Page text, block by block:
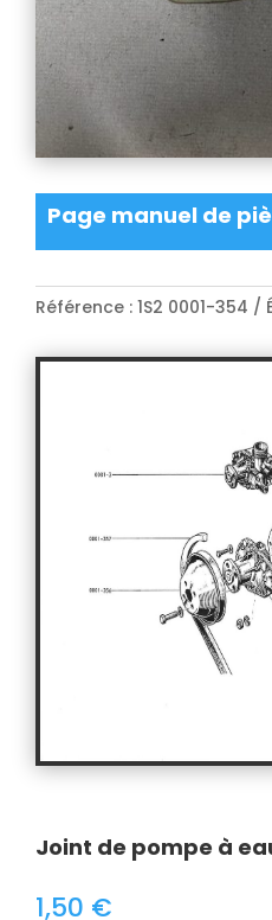
Page manuel de
Référence : 1S2 0001-354
Joint de pompe à
1,50 €